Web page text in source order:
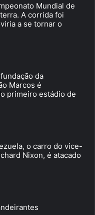
Mundial de
A corrida foi
a se tornar o
da
Marcos é
primeiro estádio de
o carro do vice-
Nixon, é atacado